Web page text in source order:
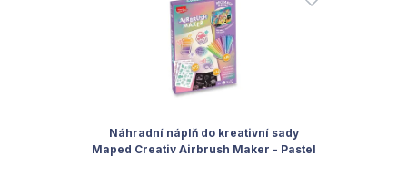
Náhradní náplň do kreativní sady
Maped Creativ Airbrush Maker - Pastel